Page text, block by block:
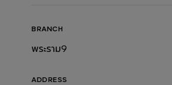
BRANCH
พระราม9
ADDRESS